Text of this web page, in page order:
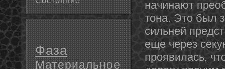
Фаза
Материальное
начинают
тона. Это был
сильней
еще через
проявилась,